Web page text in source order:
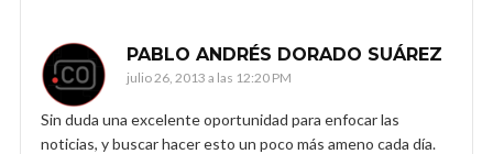
PABLO ANDRÉS DORADO SUÁREZ
julio 26, 2013 a las 12:20 PM
Sin duda una excelente oportunidad para enfocar las
noticias, y buscar hacer esto un poco más ameno cada día.